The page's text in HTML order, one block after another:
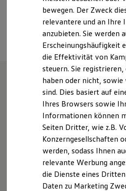
Laden Zuhause
Ladestationen finden
Ladezeitensimulator
Batterie
Sicherheit
Garantie und
Nachhaltigkeit
Technologie
Kosten und Kauf
Verbrauchskosten
Kaufoptionen
E-Auto-Förderung
Software und
ID. Software
Digitale Extras
Schnittstellen zu
Hybridautos
Marke und Erlebnis
Volkswagen R und R
R-Modelle
Unsere
Überblick
Gebrauchtwagen
Service
Volkswagen Economy
Service
bewegen. Der Zweck
relevantere und an Ihre
anzubieten. Sie werden
Erscheinungshäufigkeit
die Effektivität von
steuern. Sie
haben oder nicht,
sind. Dies basiert auf
Ihres Browsers sowie
Informationen können
Seiten Dritter, wie z.B.
Konzerngesellschaften
werden, sodass Ihnen
relevante Werbung
die Dienste eines
Daten zu Marketing